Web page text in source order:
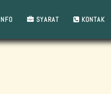
SYARAT KONTAK